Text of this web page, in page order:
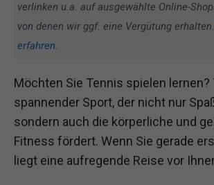
verlinken u.a. auf ausgewählte Online-
von denen wir ggf. eine Vergütung erhalten.
erfahren.
Möchten Sie Tennis spielen lernen?
spannender Sport, der nicht nur
sondern auch die körperliche und
Fitness fördert. Wenn Sie gerade
liegt eine aufregende Reise vor